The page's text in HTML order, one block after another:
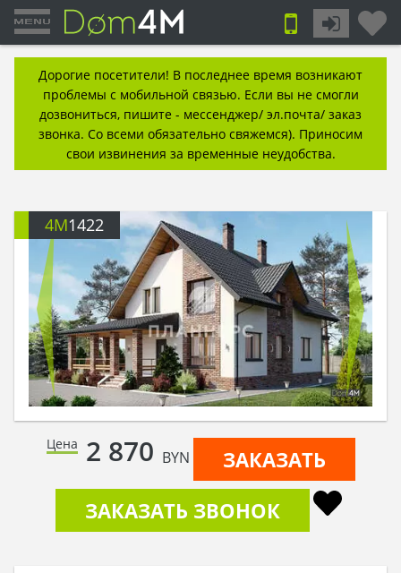
Дорогие посетители! В последнее время возникают
проблемы с мобильной связью. Если вы не смогли
дозвониться, пишите - мессенджер/ эл.почта/ заказ
звонка. Со всеми обязательно свяжемся). Приносим
свои извинения за временные неудобства.
4M1422
Цена 2 870 BYN
ЗАКАЗАТЬ
ЗАКАЗАТЬ ЗВОНОК